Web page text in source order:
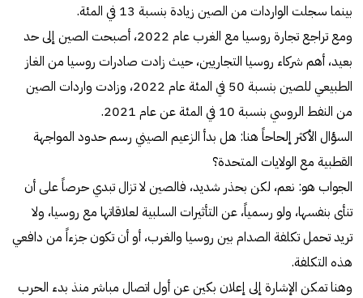
بينما سجلت الواردات من الصين زيادة بنسبة 13 في المئة.
ومع تراجع تجارة روسيا مع الغرب عام 2022، أصبحت الصين إلى حد
بعيد، أهم شركاء روسيا التجاريين، حيث زادت صادرات روسيا من الغاز
الطبيعي للصين بنسبة 50 في المئة عام 2022، وزادت واردات الصين
من النفط الروسي بنسبة 10 في المئة عن عام 2021.
السؤال الأكثر إلحاحاً هنا: هل بدأ الزعيم الصيني رسم حدود المواجهة
القطبية مع الولايات المتحدة؟
الجواب هو: نعم، لكن بحذر شديد، فالصين لا تزال تبدي حرصاً على أن
تنأى بنفسها، ولو رسمياً، عن التأثيرات السلبية لعلاقاتها مع روسيا، ولا
تريد تحمل تكلفة الصدام بين روسيا والغرب، أو أن تكون جزءاً من دافعي
هذه التكلفة.
وهنا تمكن الإشارة إلى إعلان بكين عن أول اتصال مباشر منذ بدء الحرب